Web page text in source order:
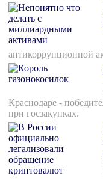
антикоррупционной
Краснодаре -
при госзакупках.